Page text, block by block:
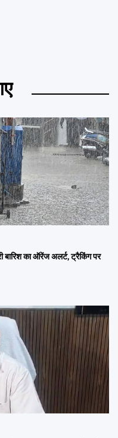
का ऑरेंज अलर्ट, ट्रैकिंग पर